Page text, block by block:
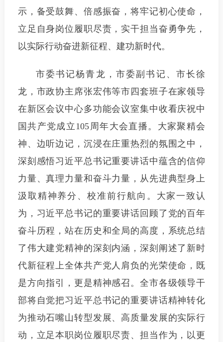
示，备受鼓舞、倍感振奋，将牢记初心使命，
立足自身岗位履职尽责，实干担当奋勇争先，
以实际行动奋进新征程、建功新时代。
市委书记杨青龙，市委副书记、市长徐
龙，市政协主席张宏伟等市四套班子在家领导
在新区会议中心多功能会议室集中收看庆祝中
国共产党成立105周年大会直播。大家聚精会
神、边听边记，沉浸在庄重热烈的氛围之中，
深刻感悟习近平总书记重要讲话中蕴含的信仰
力量、真理力量和奋斗力量，从先进典型身上
汲取精神养分、校准前行航向。大家一致认
为，习近平总书记的重要讲话回顾了党的百年
奋斗历程，站在历史和全局的高度，系统总结
了伟大建党精神的深刻内涵，深刻阐述了新时
代新征程上全体共产党人肩负的光荣使命，既
是方向指引，更是精神感召。全市各级领导干
部将自觉把习近平总书记的重要讲话精神转化
为推动石嘴山转型发展、高质量发展的实际行
动，立足本职岗位履职尽责、担当作为，以更